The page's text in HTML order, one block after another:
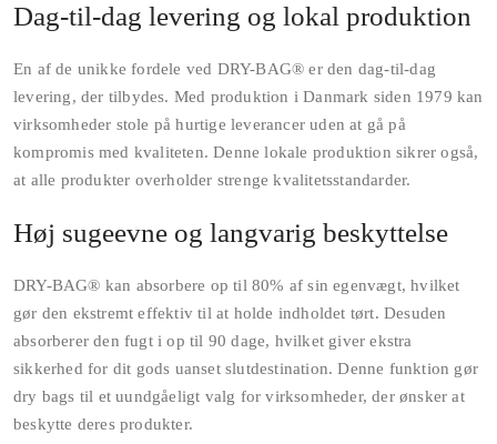
Dag-til-dag levering og lokal produktion
En af de unikke fordele ved DRY-BAG® er den dag-til-dag
levering, der tilbydes. Med produktion i Danmark siden 1979 kan
virksomheder stole på hurtige leverancer uden at gå på
kompromis med kvaliteten. Denne lokale produktion sikrer også,
at alle produkter overholder strenge kvalitetsstandarder.
Høj sugeevne og langvarig beskyttelse
DRY-BAG® kan absorbere op til 80% af sin egenvægt, hvilket
gør den ekstremt effektiv til at holde indholdet tørt. Desuden
absorberer den fugt i op til 90 dage, hvilket giver ekstra
sikkerhed for dit gods uanset slutdestination. Denne funktion gør
dry bags til et uundgåeligt valg for virksomheder, der ønsker at
beskytte deres produkter.